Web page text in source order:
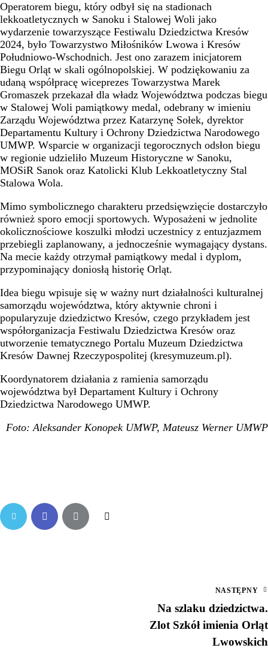
Operatorem biegu, który odbył się na stadionach
lekkoatletycznych w Sanoku i Stalowej Woli jako
wydarzenie towarzyszące Festiwalu Dziedzictwa Kresów
2024, było Towarzystwo Miłośników Lwowa i Kresów
Południowo-Wschodnich. Jest ono zarazem inicjatorem
Biegu Orląt w skali ogólnopolskiej. W podziękowaniu za
udaną współpracę wiceprezes Towarzystwa Marek
Gromaszek przekazał dla władz Województwa podczas biegu
w Stalowej Woli pamiątkowy medal, odebrany w imieniu
Zarządu Województwa przez Katarzynę Sołek, dyrektor
Departamentu Kultury i Ochrony Dziedzictwa Narodowego
UMWP. Wsparcie w organizacji tegorocznych odsłon biegu
w regionie udzieliło Muzeum Historyczne w Sanoku,
MOSiR Sanok oraz Katolicki Klub Lekkoatletyczny Stal
Stalowa Wola.
Mimo symbolicznego charakteru przedsięwzięcie dostarczyło
również sporo emocji sportowych. Wyposażeni w jednolite
okolicznościowe koszulki młodzi uczestnicy z entuzjazmem
przebiegli zaplanowany, a jednocześnie wymagający dystans.
Na mecie każdy otrzymał pamiątkowy medal i dyplom,
przypominający doniosłą historię Orląt.
Idea biegu wpisuje się w ważny nurt działalności kulturalnej
samorządu województwa, który aktywnie chroni i
popularyzuje dziedzictwo Kresów, czego przykładem jest
współorganizacja Festiwalu Dziedzictwa Kresów oraz
utworzenie tematycznego Portalu Muzeum Dziedzictwa
Kresów Dawnej Rzeczypospolitej (kresymuzeum.pl).
Koordynatorem działania z ramienia samorządu
województwa był Departament Kultury i Ochrony
Dziedzictwa Narodowego UMWP.
Foto: Aleksander Konopek UMWP, Mateusz Werner UMWP
NASTĘPNY
Na szlaku dziedzictwa.
Zlot Szkół imienia Orląt
Lwowskich